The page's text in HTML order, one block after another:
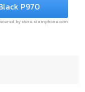
P970
by store.siamphone.com